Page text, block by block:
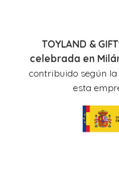
TOYLAND &
celebrada en
contribuido según
esta